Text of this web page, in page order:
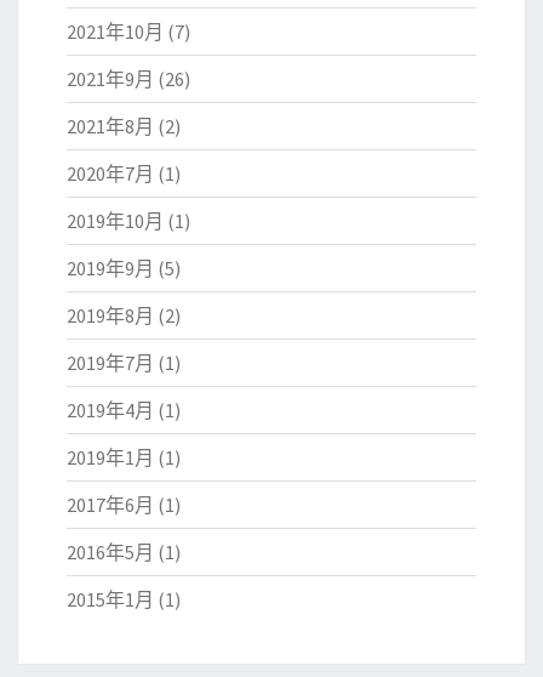
2021年10月 (7)
2021年9月 (26)
2021年8月 (2)
2020年7月 (1)
2019年10月 (1)
2019年9月 (5)
2019年8月 (2)
2019年7月 (1)
2019年4月 (1)
2019年1月 (1)
2017年6月 (1)
2016年5月 (1)
2015年1月 (1)